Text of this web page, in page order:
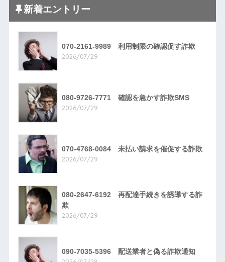
新着エントリー
070-2161-9989 利用制限の確認促す詐欺
2026/07/29
080-9726-7771 確認を急かす詐欺SMS
2026/07/29
070-4768-0084 未払い請求を催促する詐欺
2026/07/29
080-2647-6192 再配達手続きを誘導する詐
欺
2026/07/29
090-7035-5396 配送業者と偽る詐欺通知